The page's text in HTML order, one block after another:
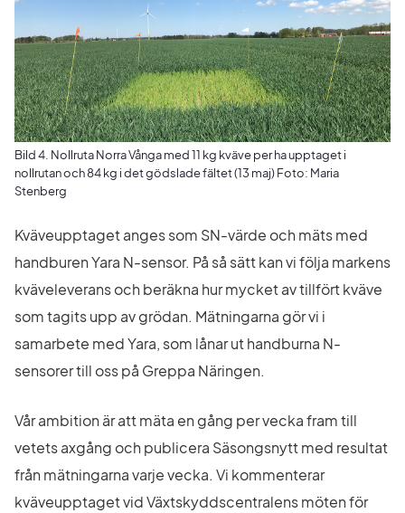
Bild 4. Nollruta Norra Vånga med 11 kg kväve per ha upptaget i
nollrutan och 84 kg i det gödslade fältet (13 maj) Foto: Maria
Stenberg
Kväveupptaget anges som SN-värde och mäts med
handburen Yara N-sensor. På så sätt kan vi följa markens
kväveleverans och beräkna hur mycket av tillfört kväve
som tagits upp av grödan. Mätningarna gör vi i
samarbete med Yara, som lånar ut handburna N-
sensorer till oss på Greppa Näringen.
Vår ambition är att mäta en gång per vecka fram till
vetets axgång och publicera Säsongsnytt med resultat
från mätningarna varje vecka. Vi kommenterar
kväveupptaget vid Växtskyddscentralens möten för